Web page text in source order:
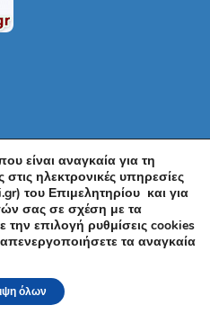
Επιμελητήριο Αθηνών 2026 |
Τηλ: +30 210 3604815, e-mail:
|Πολιτική Απορρήτου
είναι αναγκαία για τη
ηλεκτρονικές υπηρεσίες
του Επιμελητηρίου και για
σας σε σχέση με τα
την επιλογή ρυθμίσεις cookies
τα αναγκαία
όλων